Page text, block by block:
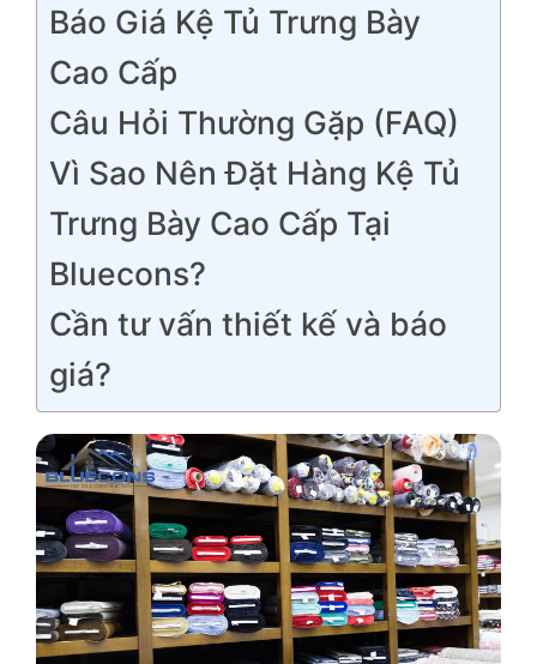
Báo Giá Kệ Tủ Trưng Bày
Cao Cấp
Câu Hỏi Thường Gặp (FAQ)
Vì Sao Nên Đặt Hàng Kệ Tủ
Trưng Bày Cao Cấp Tại
Bluecons?
Cần tư vấn thiết kế và báo
giá?